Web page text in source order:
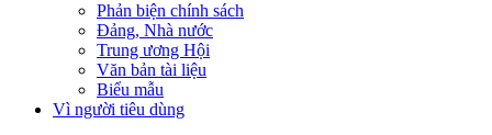
Phản biện chính sách
Đảng, Nhà nước
Trung ương Hội
Văn bản tài liệu
Biểu mẫu
Vì người tiêu dùng